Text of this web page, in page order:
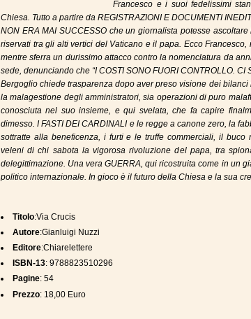
Francesco e i suoi fedelissimi
Chiesa. Tutto a partire da REGISTRAZIONI E DOCUMENTI
NON ERA MAI SUCCESSO che un giornalista potesse
riservati tra gli alti vertici del Vaticano e il papa. Ecco
mentre sferra un durissimo attacco contro la nomenclatura da
sede, denunciando che “I COSTI SONO FUORI CONTROLLO. CI
Bergoglio chiede trasparenza dopo aver preso visione dei
la malagestione degli amministratori, sia operazioni di puro
conosciuta nel suo insieme, e qui svelata, che fa capire
dimesso. I FASTI DEI CARDINALI e le regge a canone zero, la
sottratte alla beneficenza, i furti e le truffe commerciali, il
veleni di chi sabota la vigorosa rivoluzione del papa, tra
delegittimazione. Una vera GUERRA, qui ricostruita come in un
politico internazionale. In gioco è il futuro della Chiesa e la sua
Titolo:Via Crucis
Autore:Gianluigi Nuzzi
Editore:Chiarelettere
ISBN-13: 9788823510296
Pagine: 54
Prezzo: 18,00 Euro